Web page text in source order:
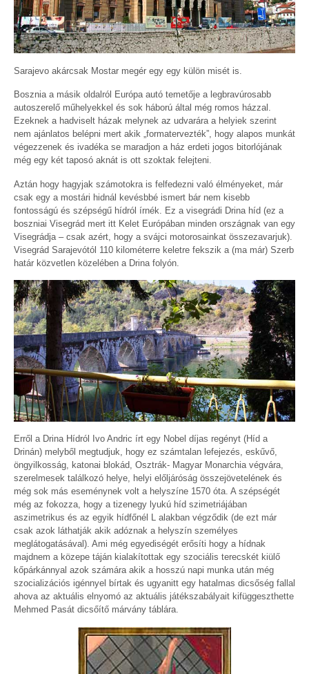
Sarajevo akárcsak Mostar megér egy egy külön misét is.
Bosznia a másik oldalról Európa autó temetője a legbravúrosabb
autoszerelő műhelyekkel és sok háború által még romos házzal.
Ezeknek a hadviselt házak melynek az udvarára a helyiek szerint
nem ajánlatos belépni mert akik „formatervezték”, hogy alapos munkát
végezzenek és ivadéka se maradjon a ház erdeti jogos bitorlójának
még egy két taposó aknát is ott szoktak felejteni.
Aztán hogy hagyjak számotokra is felfedezni való élményeket, már
csak egy a mostári hidnál kevésbbé ismert bár nem kisebb
fontosságú és szépségű hídról írnék. Ez a visegrádi Drina híd (ez a
boszniai Visegrád mert itt Kelet Európában minden országnak van egy
Visegrádja – csak azért, hogy a svájci motorosainkat összezavarjuk).
Visegrád Sarajevótól 110 kilométerre keletre fekszik a (ma már) Szerb
határ közvetlen közelében a Drina folyón.
Erről a Drina Hídról Ivo Andric írt egy Nobel díjas regényt (Híd a
Drinán) melyből megtudjuk, hogy ez számtalan lefejezés, eskűvő,
öngyilkosság, katonai blokád, Osztrák- Magyar Monarchia végvára,
szerelmesek találkozó helye, helyi előljáróság összejövetelének és
még sok más eseménynek volt a helyszíne 1570 óta. A szépségét
még az fokozza, hogy a tizenegy lyukú híd szimetriájában
aszimetrikus és az egyik hídfőnél L alakban végződik (de ezt már
csak azok láthatják akik adóznak a helyszín személyes
meglátogatásával). Ami még egyediségét erősíti hogy a hídnak
majdnem a közepe táján kialakítottak egy szociális terecskét kiülő
kőpárkánnyal azok számára akik a hosszú napi munka után még
szocializációs igénnyel bírtak és ugyanitt egy hatalmas dicsőség fallal
ahova az aktuális elnyomó az aktuális játékszabályait kifüggeszthette
Mehmed Pasát dicsőítő márvány táblára.